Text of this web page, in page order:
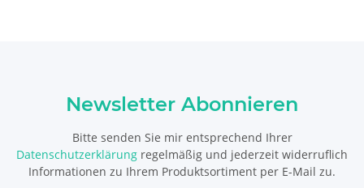
Newsletter Abonnieren
Bitte senden Sie mir entsprechend Ihrer
Datenschutzerklärung regelmäßig und jederzeit widerruflich
Informationen zu Ihrem Produktsortiment per E-Mail zu.